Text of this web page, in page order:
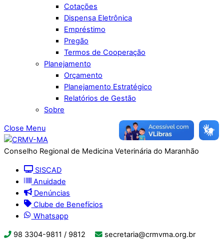
Cotações
Dispensa Eletrônica
Empréstimo
Pregão
Termos de Cooperação
Planejamento
Orçamento
Planejamento Estratégico
Relatórios de Gestão
Sobre
Close Menu
Conselho Regional de Medicina Veterinária do Maranhão
SISCAD
Anuidade
Denúncias
Clube de Benefícios
Whatsapp
98 3304-9811 / 9812 secretaria@crmvma.org.br